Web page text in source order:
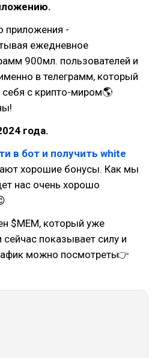
приложения -
ежедневное
900мл. пользователей и
в телеграмм, который
с крипто-миром🌎
года.
в бот и получить white
хорошие бонусы. Как мы
нас очень хорошо
$MEM, который уже
показывает силу и
можно посмотреть👉